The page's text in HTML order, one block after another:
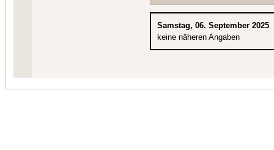
Samstag, 06. September 2025
keine näheren Angaben